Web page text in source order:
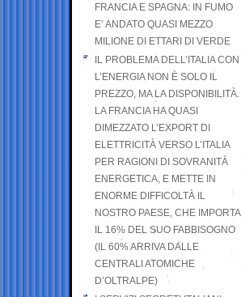
FRANCIA E SPAGNA: IN FUMO
E’ ANDATO QUASI MEZZO
MILIONE DI ETTARI DI VERDE
IL PROBLEMA DELL’ITALIA CON
L’ENERGIA NON È SOLO IL
PREZZO, MA LA DISPONIBILITÀ.
LA FRANCIA HA QUASI
DIMEZZATO L’EXPORT DI
ELETTRICITÀ VERSO L’ITALIA
PER RAGIONI DI SOVRANITÀ
ENERGETICA, E METTE IN
ENORME DIFFICOLTÀ IL
NOSTRO PAESE, CHE IMPORTA
IL 16% DEL SUO FABBISOGNO
(IL 60% ARRIVA DALLE
CENTRALI ATOMICHE
D’OLTRALPE)